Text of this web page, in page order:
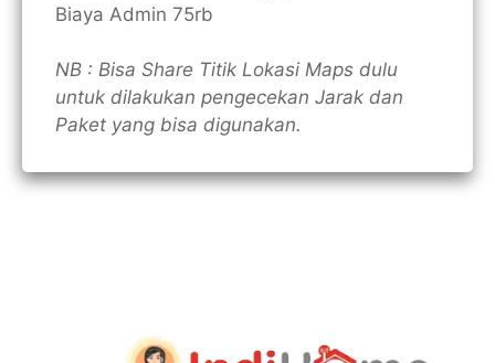
Biaya Admin 75rb
NB : Bisa Share Titik Lokasi Maps dulu
untuk dilakukan pengecekan Jarak dan
Paket yang bisa digunakan.